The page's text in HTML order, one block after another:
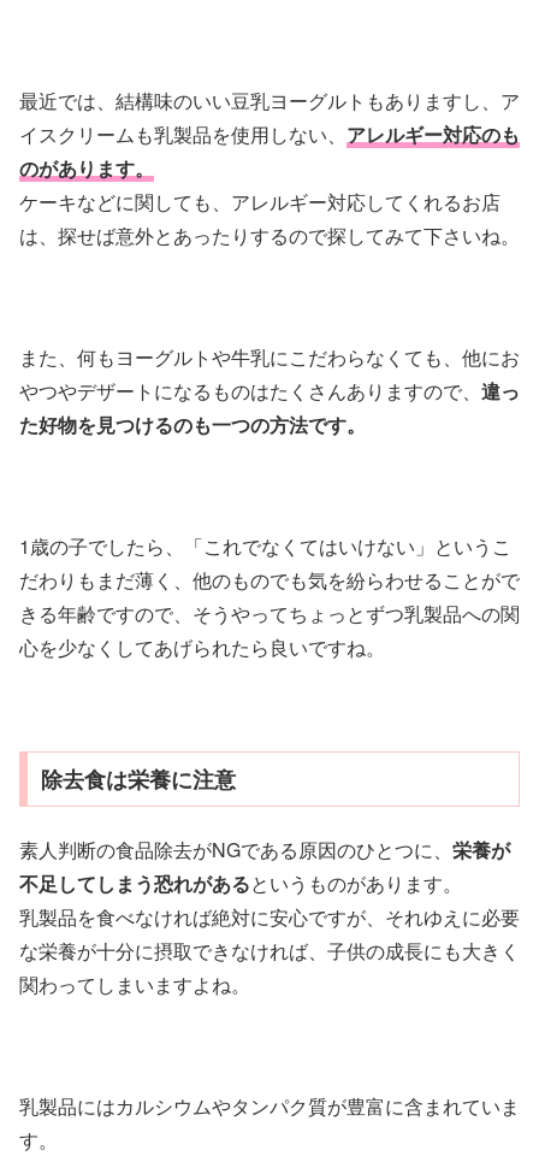
最近では、結構味のいい豆乳ヨーグルトもありますし、ア
イスクリームも乳製品を使用しない、 アレルギー対応のも
のがあります。
ケーキなどに関しても、アレルギー対応してくれるお店
は、探せば意外とあったりするので探してみて下さいね。
また、何もヨーグルトや牛乳にこだわらなくても、他にお
やつやデザートになるものはたくさんありますので、 違っ
た好物を見つけるのも一つの方法です。
1歳の子でしたら、「これでなくてはいけない」というこ
だわりもまだ薄く、他のものでも気を紛らわせることがで
きる年齢ですので、そうやってちょっとずつ乳製品への関
心を少なくしてあげられたら良いですね。
除去食は栄養に注意
素人判断の食品除去がNGである原因のひとつに、 栄養が
不足してしまう恐れがあるというものがあります。
乳製品を食べなければ絶対に安心ですが、それゆえに必要
な栄養が十分に摂取できなければ、子供の成長にも大きく
関わってしまいますよね。
乳製品にはカルシウムやタンパク質が豊富に含まれていま
す。